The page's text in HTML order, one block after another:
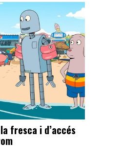
fresca i d’accés